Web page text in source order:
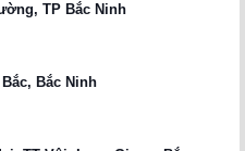
TP Bắc Ninh
Bắc Ninh